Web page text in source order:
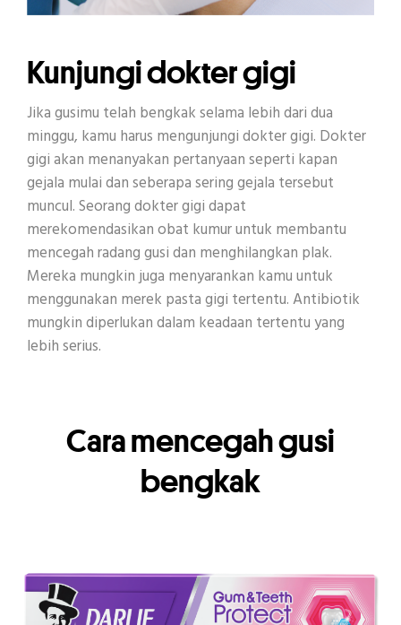
Kunjungi dokter gigi
Jika gusimu telah bengkak selama lebih dari dua
minggu, kamu harus mengunjungi dokter gigi. Dokter
gigi akan menanyakan pertanyaan seperti kapan
gejala mulai dan seberapa sering gejala tersebut
muncul. Seorang dokter gigi dapat
merekomendasikan obat kumur untuk membantu
mencegah radang gusi dan menghilangkan plak.
Mereka mungkin juga menyarankan kamu untuk
menggunakan merek pasta gigi tertentu. Antibiotik
mungkin diperlukan dalam keadaan tertentu yang
lebih serius.
Cara mencegah gusi
bengkak